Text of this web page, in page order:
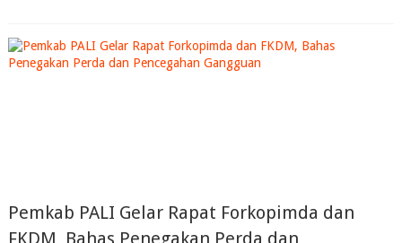
Pemkab PALI Gelar Rapat Forkopimda dan
FKDM, Bahas Penegakan Perda dan